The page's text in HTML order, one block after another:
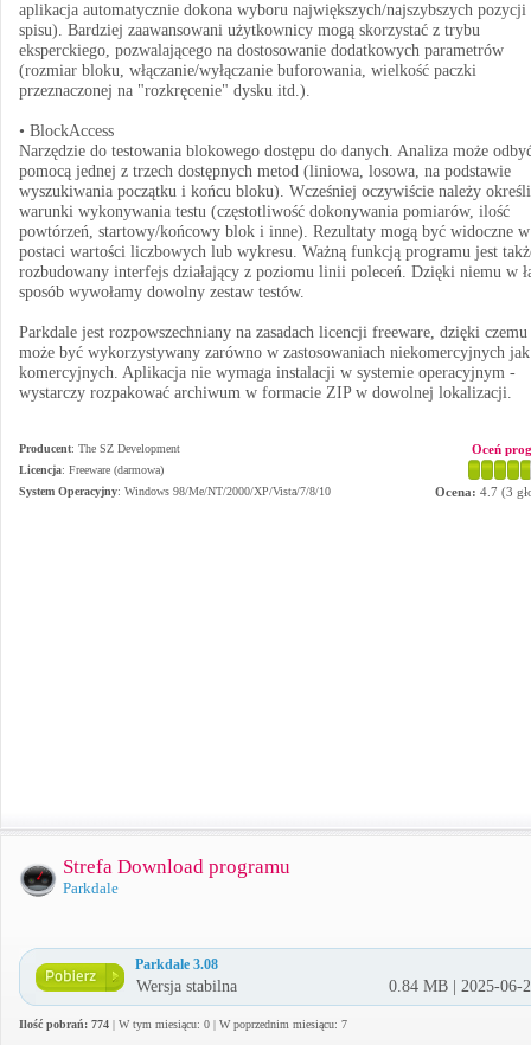
aplikacja automatycznie dokona wyboru największych/najszybszych pozycji
spisu). Bardziej zaawansowani użytkownicy mogą skorzystać z trybu
eksperckiego, pozwalającego na dostosowanie dodatkowych parametrów
(rozmiar bloku, włączanie/wyłączanie buforowania, wielkość paczki
przeznaczonej na "rozkręcenie" dysku itd.).
• BlockAccess
Narzędzie do testowania blokowego dostępu do danych. Analiza może
pomocą jednej z trzech dostępnych metod (liniowa, losowa, na podstawie
wyszukiwania początku i końcu bloku). Wcześniej oczywiście należy
warunki wykonywania testu (częstotliwość dokonywania pomiarów, ilość
powtórzeń, startowy/końcowy blok i inne). Rezultaty mogą być widoczne w
postaci wartości liczbowych lub wykresu. Ważną funkcją programu jest
rozbudowany interfejs działający z poziomu linii poleceń. Dzięki niemu w
sposób wywołamy dowolny zestaw testów.
Parkdale jest rozpowszechniany na zasadach licencji freeware, dzięki czemu
może być wykorzystywany zarówno w zastosowaniach niekomercyjnych
komercyjnych. Aplikacja nie wymaga instalacji w systemie operacyjnym -
wystarczy rozpakować archiwum w formacie ZIP w dowolnej lokalizacji.
Producent: The SZ Development
Licencja: Freeware (darmowa)
System Operacyjny: Windows 98/Me/NT/2000/XP/Vista/7/8/10
Oceń
Ocena: 4.7 (3
Strefa Download programu
Parkdale
Parkdale 3.08
Wersja stabilna 0.84 MB | 2025-06-
Ilość pobrań: 774 | W tym miesiącu: 0 | W poprzednim miesiącu: 7